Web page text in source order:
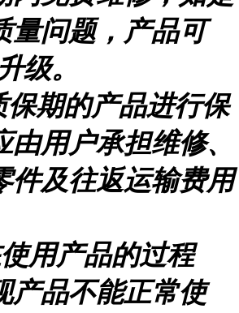
量问题，产品可
级。
保期的产品进行保
用户承担维修、
件及往返运输费用
用产品的过程
产品不能正常使